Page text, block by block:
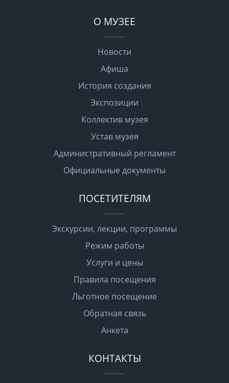
О МУЗЕЕ
Новости
Афиша
История создания
Экспозиции
Коллектив музея
Устав музея
Административный регламент
Официальные документы
ПОСЕТИТЕЛЯМ
Экскурсии, лекции, программы
Режим работы
Услуги и цены
Правила посещения
Льготное посещение
Обратная связь
Анкета
КОНТАКТЫ